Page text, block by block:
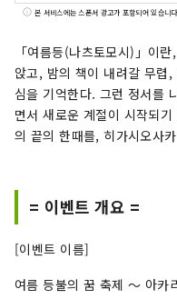
본 서비스에는 스폰서 광고가 포함되어 있습니다.
「여름등(나츠토모시)」이
앉고, 밤의 책이 내려갈 무렵
심을 기억한다. 그런 정서를
면서 새로운 계절이 시작되
의 끝의 한때를, 히가시오사
= 이벤트 개요 =
[이벤트 이름]
여름 등불의 꿈 축제 ～ 아카